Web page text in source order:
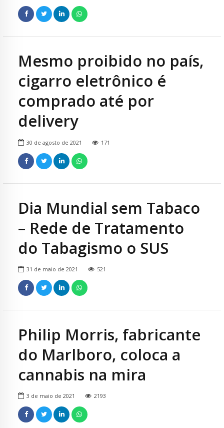
Mesmo proibido no país,
cigarro eletrônico é
comprado até por
delivery
30 de agosto de 2021 171
Dia Mundial sem Tabaco
– Rede de Tratamento
do Tabagismo o SUS
31 de maio de 2021 521
Philip Morris, fabricante
do Marlboro, coloca a
cannabis na mira
3 de maio de 2021 2193